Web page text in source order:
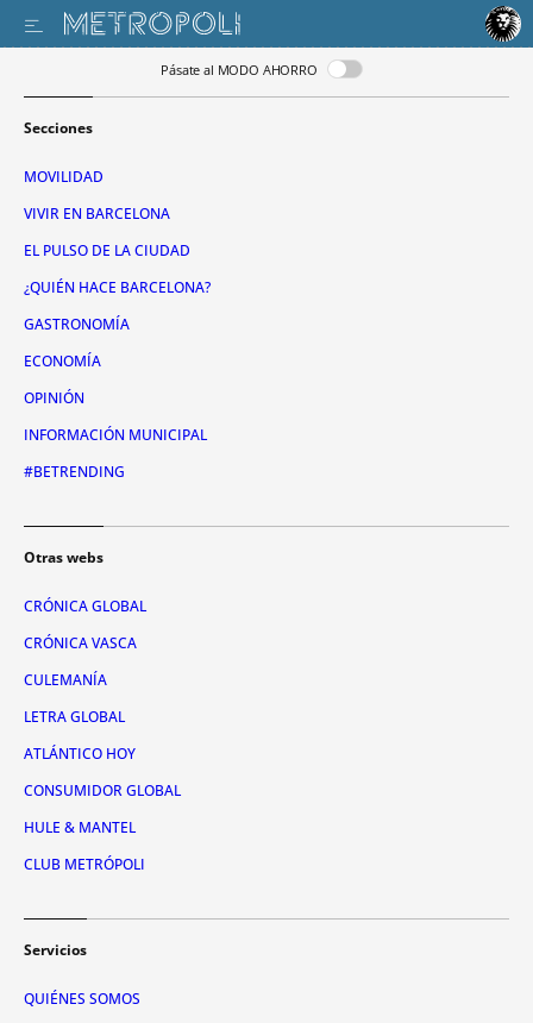
Pásate al MODO AHORRO
Secciones
MOVILIDAD
VIVIR EN BARCELONA
EL PULSO DE LA CIUDAD
¿QUIÉN HACE BARCELONA?
GASTRONOMÍA
ECONOMÍA
OPINIÓN
INFORMACIÓN MUNICIPAL
#BETRENDING
Otras webs
CRÓNICA GLOBAL
CRÓNICA VASCA
CULEMANÍA
LETRA GLOBAL
ATLÁNTICO HOY
CONSUMIDOR GLOBAL
HULE & MANTEL
CLUB METRÓPOLI
Servicios
QUIÉNES SOMOS